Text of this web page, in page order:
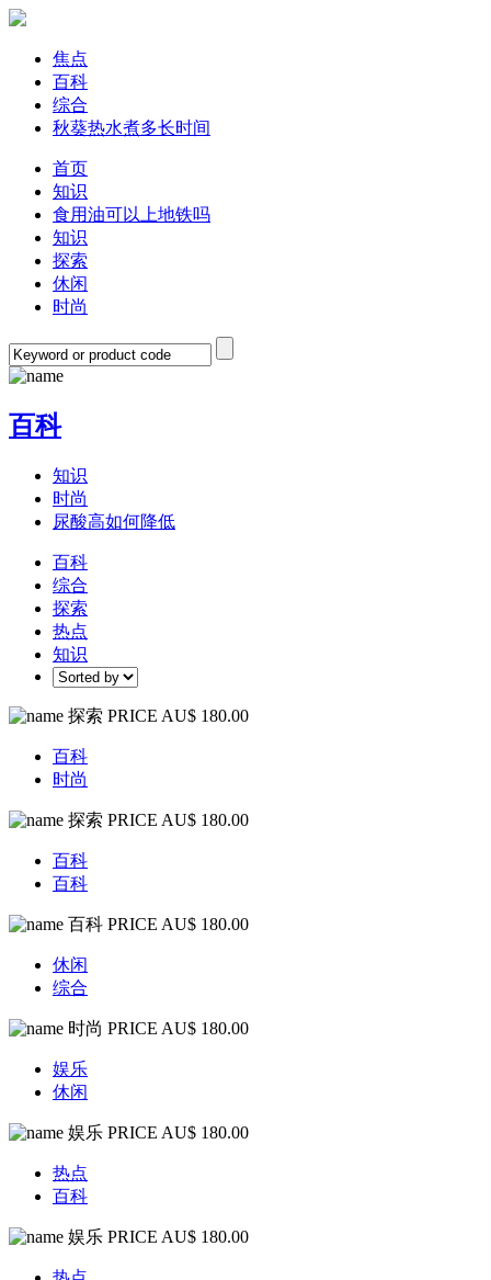
焦点
百科
综合
秋葵热水煮多长时间
首页
知识
食用油可以上地铁吗
知识
探索
休闲
时尚
百科
知识
时尚
尿酸高如何降低
百科
综合
探索
热点
知识
探索 PRICE AU$ 180.00
百科
时尚
探索 PRICE AU$ 180.00
百科
百科
百科 PRICE AU$ 180.00
休闲
综合
时尚 PRICE AU$ 180.00
娱乐
休闲
娱乐 PRICE AU$ 180.00
热点
百科
娱乐 PRICE AU$ 180.00